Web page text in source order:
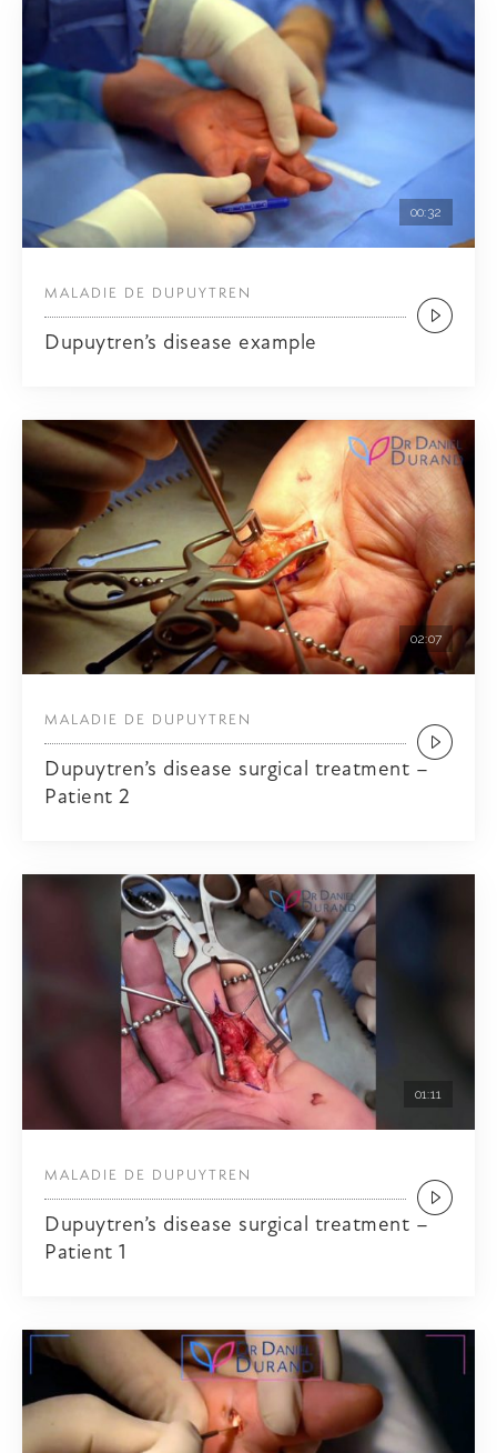
00:32
Dupuytren’s disease example
MALADIE DE DUPUYTREN
02:07
Dupuytren’s disease surgical treatment –
Patient 2
MALADIE DE DUPUYTREN
01:11
Dupuytren’s disease surgical treatment –
Patient 1
MALADIE DE DUPUYTREN